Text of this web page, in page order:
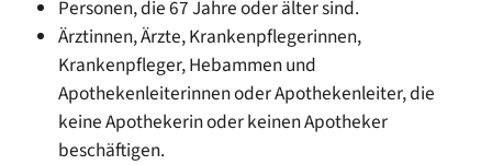
Personen, die 67 Jahre oder älter sind.
Ärztinnen, Ärzte, Krankenpflegerinnen,
Krankenpfleger, Hebammen und
Apothekenleiterinnen oder Apothekenleiter, die
keine Apothekerin oder keinen Apotheker
beschäftigen.